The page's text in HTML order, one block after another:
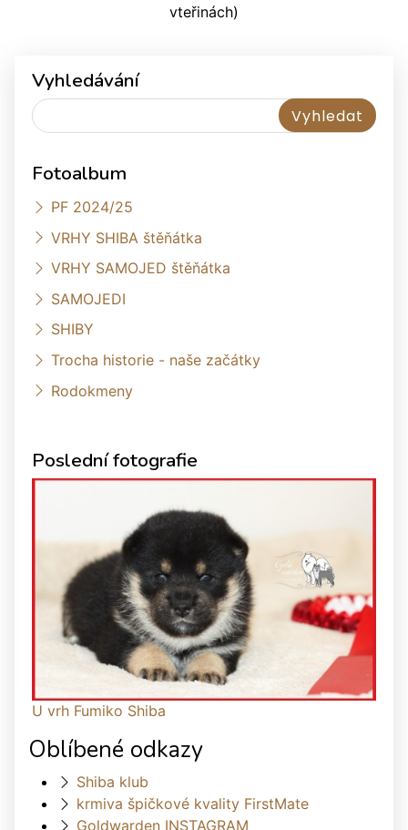
vteřinách)
Vyhledávání
Fotoalbum
PF 2024/25
VRHY SHIBA štěňátka
VRHY SAMOJED štěňátka
SAMOJEDI
SHIBY
Trocha historie - naše začátky
Rodokmeny
Poslední fotografie
U vrh Fumiko Shiba
Oblíbené odkazy
Shiba klub
krmiva špičkové kvality FirstMate
Goldwarden INSTAGRAM